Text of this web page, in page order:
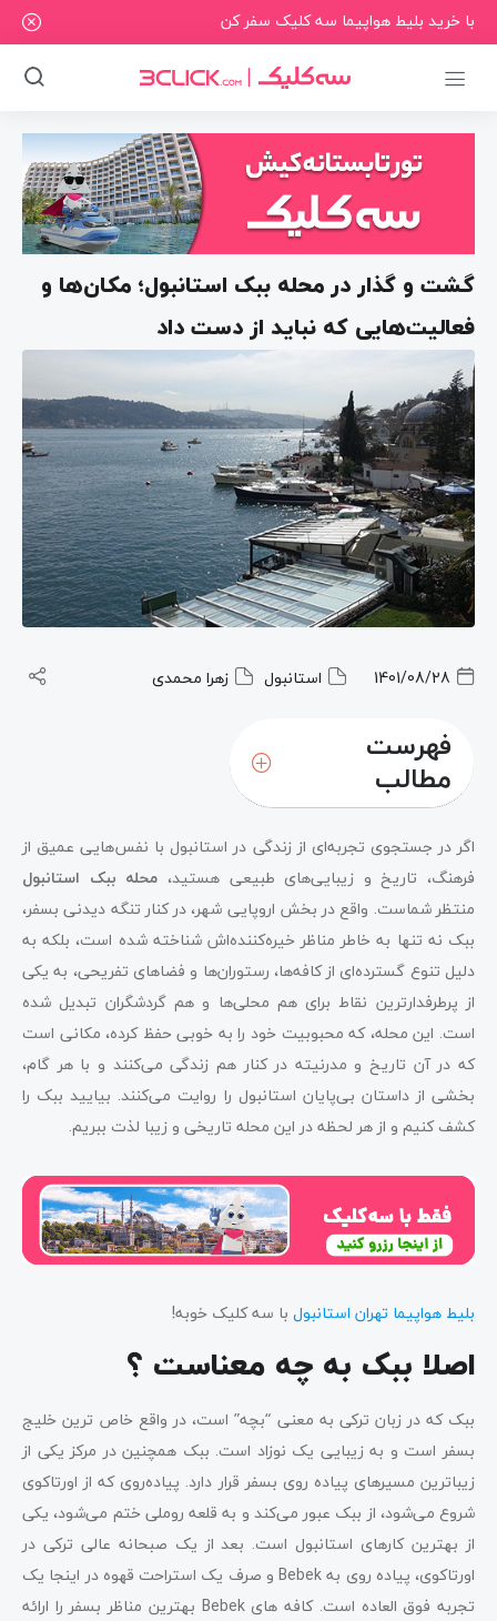
با خرید بلیط هواپیما سه کلیک سفر کن
گشت و گذار در محله ببک استانبول؛ مکان‌ها و
فعالیت‌هایی که نباید از دست داد
1401/08/28 استانبول زهرا محمدی
فهرست
مطالب
اگر در جستجوی تجربه‌ای از زندگی در استانبول با نفس‌هایی عمیق از
فرهنگ، تاریخ و زیبایی‌های طبیعی هستید، محله ببک استانبول
منتظر شماست. واقع در بخش اروپایی شهر، در کنار تنگه دیدنی بسفر،
ببک نه تنها به خاطر مناظر خیره‌کننده‌اش شناخته شده است، بلکه به
دلیل تنوع گسترده‌ای از کافه‌ها، رستوران‌ها و فضاهای تفریحی، به یکی
از پرطرفدارترین نقاط برای هم محلی‌ها و هم گردشگران تبدیل شده
است. این محله، که محبوبیت خود را به خوبی حفظ کرده، مکانی است
که در آن تاریخ و مدرنیته در کنار هم زندگی می‌کنند و با هر گام،
بخشی از داستان بی‌پایان استانبول را روایت می‌کنند. بیایید ببک را
کشف کنیم و از هر لحظه در این محله تاریخی و زیبا لذت ببریم.
بلیط هواپیما تهران استانبول با سه کلیک خوبه!
اصلا ببک به چه معناست ؟
ببک که در زبان ترکی به معنی “بچه” است، در واقع خاص ترین خلیج
بسفر است و به زیبایی یک نوزاد است. ببک همچنین در مرکز یکی از
زیباترین مسیرهای پیاده روی بسفر قرار دارد. پیاده‌روی که از اورتاکوی
شروع می‌شود، از ببک عبور می‌کند و به قلعه روملی ختم می‌شود، یکی
از بهترین کارهای استانبول است. بعد از یک صبحانه عالی ترکی در
اورتاکوی، پیاده روی به Bebek و صرف یک استراحت قهوه در اینجا یک
تجربه فوق العاده است. کافه های Bebek بهترین مناظر بسفر را ارائه